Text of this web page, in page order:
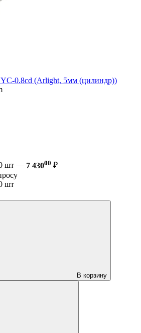
0.8cd (Arlight, 5мм (цилиндр))
шт — 7 43000 ₽
шт
В корзину